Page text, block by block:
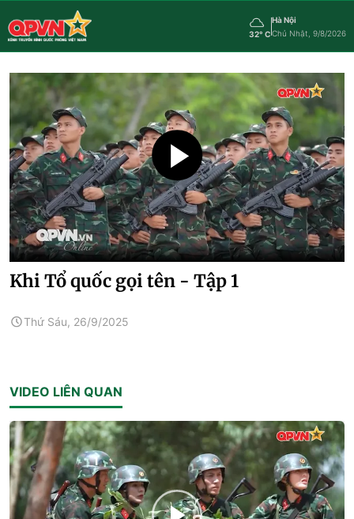
32° C
Hà Nội
Chủ Nhật, 9/8/2026
Khi Tổ quốc gọi tên - Tập 1
Thứ Sáu, 26/9/2025
VIDEO LIÊN QUAN